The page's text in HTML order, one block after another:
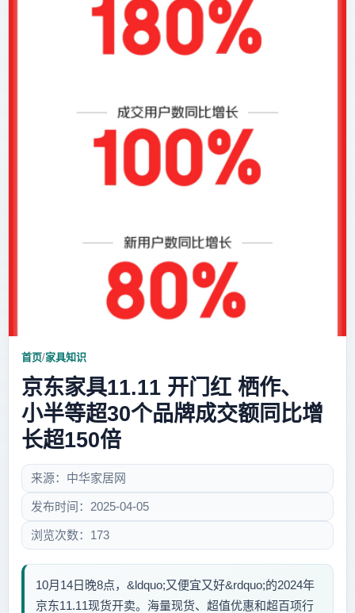
首页/家具知识
京东家具11.11 开门红 栖作、
小半等超30个品牌成交额同比增
长超150倍
来源：中华家居网
发布时间：2025-04-05
浏览次数：173
10月14日晚8点，&ldquo;又便宜又好&rdquo;的2024年
京东11.11现货开卖。海量现货、超值优惠和超百项行